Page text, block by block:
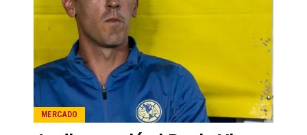
MERCADO